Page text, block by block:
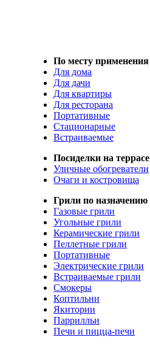
По месту применения
Для дома
Для дачи
Для квартиры
Для ресторана
Портативные
Стационарные
Встраиваемые
Посиделки на террасе
Уличные обогреватели
Очаги и костровища
Грили по назначению
Газовые грили
Угольные грили
Керамические грили
Пеллетные грили
Портативные
Электрические грили
Встраиваемые грили
Смокеры
Коптильни
Якитории
Паррилльи
Печи и пицца-печи